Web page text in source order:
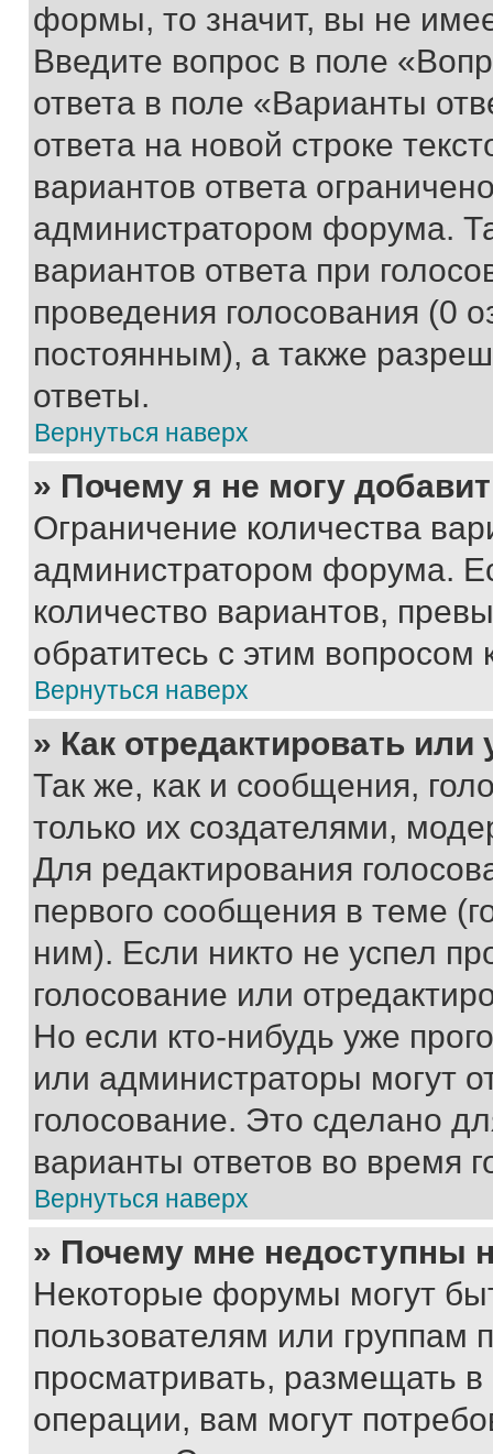
формы, то значит, вы не
Введите вопрос в поле
ответа в поле «Варианты
ответа на новой строке
вариантов ответа
администратором форума.
вариантов ответа при
проведения голосования (0
постоянным), а также
ответы.
Вернуться наверх
» Почему я не могу
Ограничение количества
администратором форума.
количество вариантов,
обратитесь с этим вопросом
Вернуться наверх
» Как отредактировать
Так же, как и сообщения,
только их создателями,
Для редактирования
первого сообщения в теме
ним). Если никто не успел
голосование или
Но если кто-нибудь уже
или администраторы могут
голосование. Это сделано
варианты ответов во время
Вернуться наверх
» Почему мне недоступны
Некоторые форумы могут
пользователям или группам
просматривать, размещать
операции, вам могут